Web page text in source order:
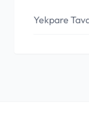
Yekpare